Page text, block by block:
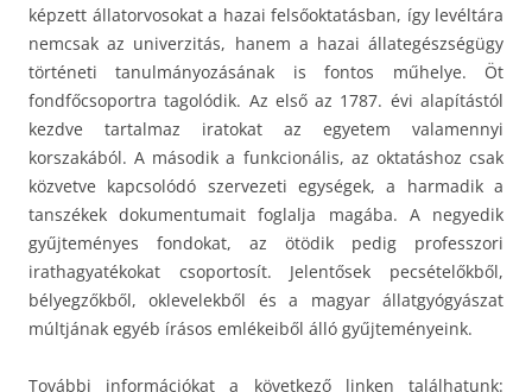
képzett állatorvosokat a hazai felsőoktatásban, így levéltára
nemcsak az univerzitás, hanem a hazai állategészségügy
történeti tanulmányozásának is fontos műhelye. Öt
fondfőcsoportra tagolódik. Az első az 1787. évi alapítástól
kezdve tartalmaz iratokat az egyetem valamennyi
korszakából. A második a funkcionális, az oktatáshoz csak
közvetve kapcsolódó szervezeti egységek, a harmadik a
tanszékek dokumentumait foglalja magába. A negyedik
gyűjteményes fondokat, az ötödik pedig professzori
irathagyatékokat csoportosít. Jelentősek pecsételőkből,
bélyegzőkből, oklevelekből és a magyar állatgyógyászat
múltjának egyéb írásos emlékeiből álló gyűjteményeink.
További információkat a következő linken találhatunk: